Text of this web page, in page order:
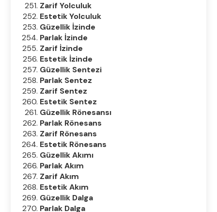
Zarif Yolculuk
Estetik Yolculuk
Güzellik İzinde
Parlak İzinde
Zarif İzinde
Estetik İzinde
Güzellik Sentezi
Parlak Sentez
Zarif Sentez
Estetik Sentez
Güzellik Rönesansı
Parlak Rönesans
Zarif Rönesans
Estetik Rönesans
Güzellik Akımı
Parlak Akım
Zarif Akım
Estetik Akım
Güzellik Dalga
Parlak Dalga